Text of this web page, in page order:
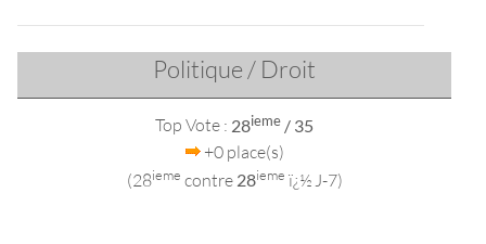
Politique / Droit
Top Vote : 28ieme / 35
+0 place(s)
(28ieme contre 28ieme ï¿½ J-7)